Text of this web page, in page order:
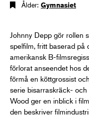
Ålder: Gymnasiet
Johnny Depp gör rollen
spelfilm, fritt baserad på
amerikansk B-
förlorat anseendet hos
förmå en köttgrossist
serie bisarraskräck-
Wood ger en inblick i
den beskriver